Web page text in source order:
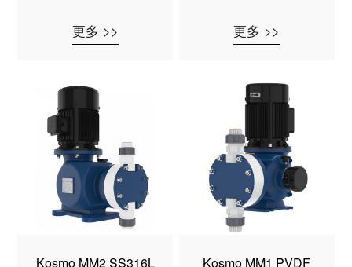
更多 >> 更多 >>
Kosmo MM2 SS316L
Kosmo MM1 PVDF